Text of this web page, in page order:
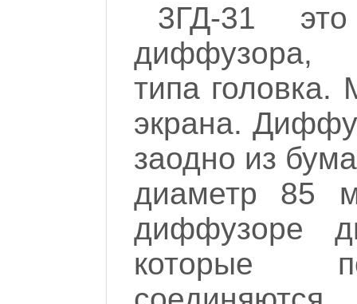
3ГД-31
диффузора,
типа головка.
экрана.
заодно из
диаметр 85
диффузоре
которые